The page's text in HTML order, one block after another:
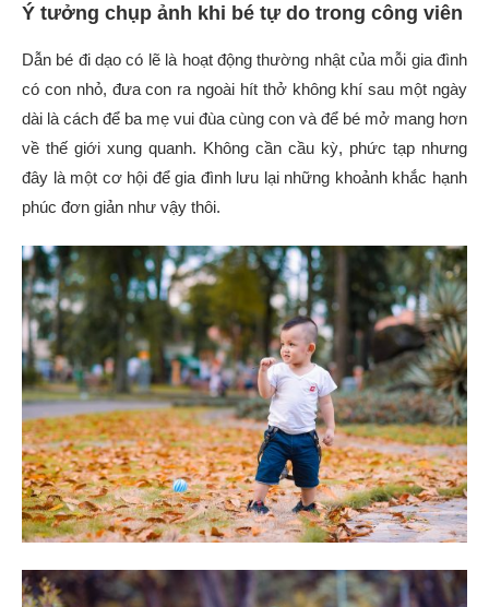
Ý tưởng chụp ảnh khi bé tự do trong công viên
Dẫn bé đi dạo có lẽ là hoạt động thường nhật của mỗi gia đình
có con nhỏ, đưa con ra ngoài hít thở không khí sau một ngày
dài là cách để ba mẹ vui đùa cùng con và để bé mở mang hơn
về thế giới xung quanh. Không cần cầu kỳ, phức tạp nhưng
đây là một cơ hội để gia đình lưu lại những khoảnh khắc hạnh
phúc đơn giản như vậy thôi.